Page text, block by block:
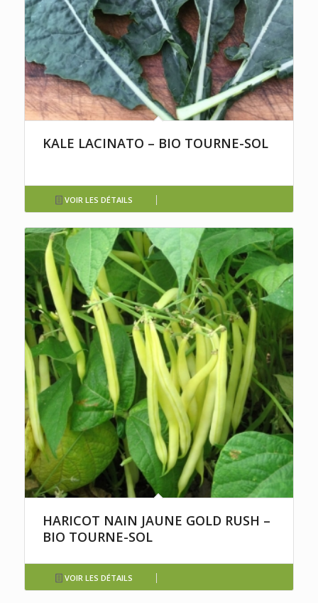
KALE LACINATO – BIO TOURNE-SOL
VOIR LES DÉTAILS
HARICOT NAIN JAUNE GOLD RUSH –
BIO TOURNE-SOL
VOIR LES DÉTAILS